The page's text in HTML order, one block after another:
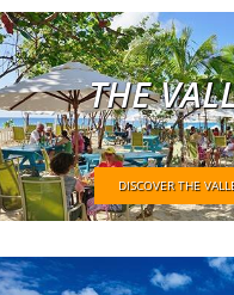
THE
DISCOVER THE